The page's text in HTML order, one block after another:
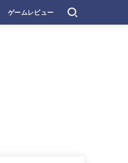
ゲームレビュー